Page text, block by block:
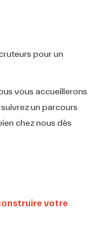
pour un
vous accueillerons
un parcours
chez nous dès
votre